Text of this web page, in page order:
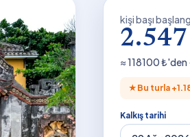
kişi başı
2.547
≈118100₺'den
★ Bu turla +
Kalkış tarihi